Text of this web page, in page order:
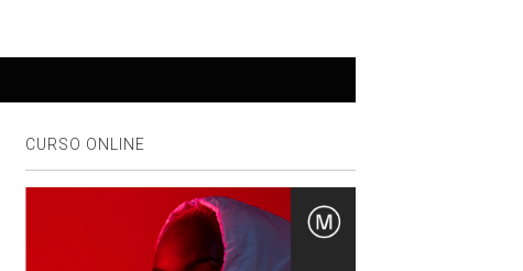
CURSO ONLINE